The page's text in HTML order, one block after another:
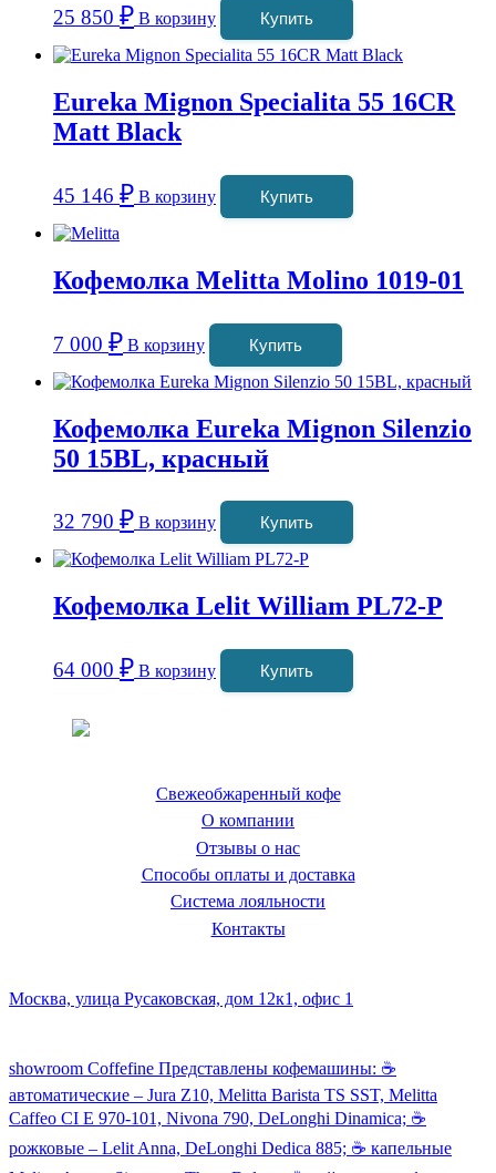
25 850 ₽ В корзину Купить
Eureka Mignon Specialita 55 16CR
Matt Black
45 146 ₽ В корзину Купить
Кофемолка Melitta Molino 1019-01
7 000 ₽ В корзину Купить
Кофемолка Eureka Mignon Silenzio
50 15BL, красный
32 790 ₽ В корзину Купить
Кофемолка Lelit William PL72-P
64 000 ₽ В корзину Купить
Свежеобжаренный кофе
О компании
Отзывы о нас
Способы оплаты и доставка
Система лояльности
Контакты
Москва, улица Русаковская, дом 12к1, офис 1
showroom Coffefine Представлены кофемашины: ☕️
автоматические – Jura Z10, Melitta Barista TS SST, Melitta
Caffeo CI Е 970-101, Nivona 790, DeLonghi Dinamica; ☕️
рожковые – Lelit Anna, DeLonghi Dedica 885; ☕️ капельные